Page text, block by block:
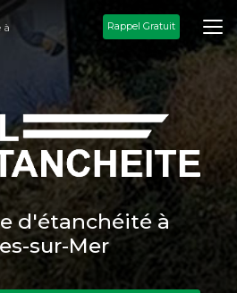
Rappel Gratuit
d'étanchéité à
sur-Mer